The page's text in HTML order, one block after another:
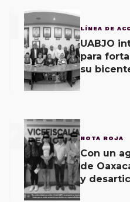
LÍNEA DE
UABJO
para
su
2 NOTA ROJA
Con un
de
y